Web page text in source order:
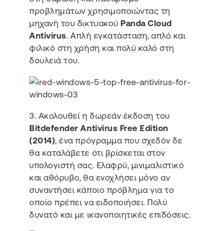
προβλημάτων χρησιμοποιώντας τη
μηχανή του δικτυακού Panda Cloud
Antivirus. Απλή εγκατάσταση, απλό και
φιλικό στη χρήση και πολύ καλό στη
δουλειά του.
3. Ακολουθεί η δωρεάν έκδοση του
Bitdefender Antivirus Free Edition
(2014), ένα πρόγραμμα που σχεδόν δε
θα καταλάβετε ότι βρίσκεται στον
υπολογιστή σας. Ελαφρύ, μινιμαλιστικό
και αθόρυβο, θα ενοχλήσει μόνο αν
συναντήσει κάποιο πρόβλημα για το
οποίο πρέπει να ειδοποιήσει. Πολύ
δυνατό και με ικανοποιητικές επιδόσεις.